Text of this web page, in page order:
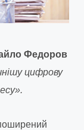
Федоров
цифрову